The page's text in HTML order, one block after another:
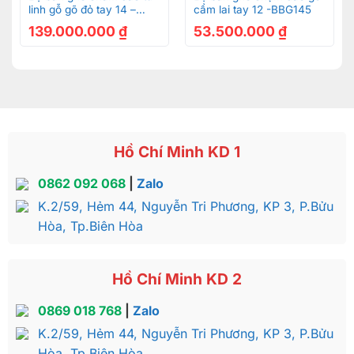
Sơn Đông – đẳng cấp nội thất cao cấp,
linh gỗ gõ đỏ tay 14 –
139.000.000 ₫
cẩm lai tay 12 -BBG145
53.500.000 ₫
Hồ Chí Minh KD 1
0862 092 068| Zalo
K.2/59, Hẻm 44, Nguyễn Tri Phương, KP 3, P.Bửu
Hòa, Tp.Biên Hòa
Hồ Chí Minh KD 2
0869 018 768| Zalo
K.2/59, Hẻm 44, Nguyễn Tri Phương, KP 3, P.Bửu